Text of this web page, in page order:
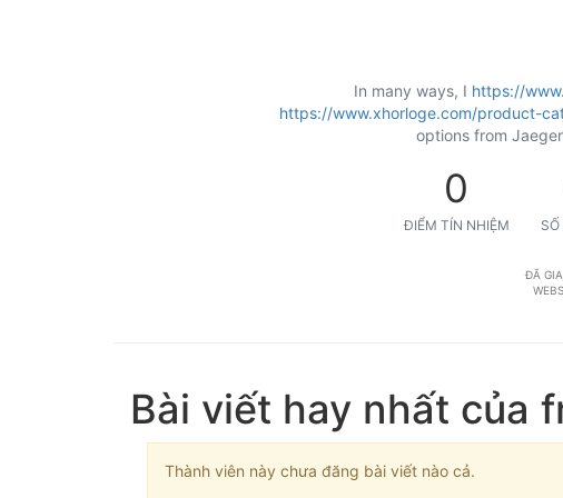
In many ways, I https://
https://www.xhorloge.com/product-
options from
0
ĐIỂM TÍN NHIỆM SỐ
ĐÃ
Bài viết hay nhất của
Thành viên này chưa đăng bài viết nào cả.